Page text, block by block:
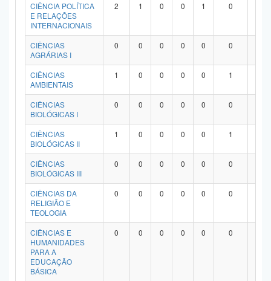
CIÊNCIA POLÍTICA
E RELAÇÕES
INTERNACIONAIS
2 1 0 0 1 0
CIÊNCIAS
AGRÁRIAS I
0 0 0 0 0 0
CIÊNCIAS
AMBIENTAIS
1 0 0 0 0 1
CIÊNCIAS
BIOLÓGICAS I
0 0 0 0 0 0
CIÊNCIAS
BIOLÓGICAS II
1 0 0 0 0 1
CIÊNCIAS
BIOLÓGICAS III
0 0 0 0 0 0
CIÊNCIAS DA
RELIGIÃO E
TEOLOGIA
0 0 0 0 0 0
CIÊNCIAS E
HUMANIDADES
PARA A
EDUCAÇÃO
BÁSICA
0 0 0 0 0 0